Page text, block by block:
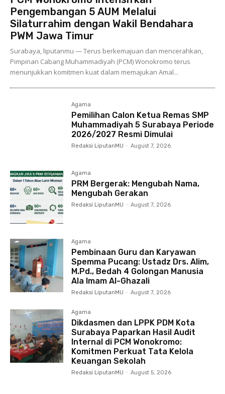
Pengembangan 5 AUM Melalui
Silaturrahim dengan Wakil Bendahara
PWM Jawa Timur
Surabaya, liputanmu — Terus berkemajuan dan mencerahkan,
Pimpinan Cabang Muhammadiyah (PCM) Wonokromo terus
menunjukkan komitmen kuat dalam memajukan Amal...
Agama
Pemilihan Calon Ketua Remas SMP
Muhammadiyah 5 Surabaya Periode
2026/2027 Resmi Dimulai
Redaksi LiputanMU - August 7, 2026
Agama
PRM Bergerak: Mengubah Nama,
Mengubah Gerakan
Redaksi LiputanMU - August 7, 2026
Agama
Pembinaan Guru dan Karyawan
Spemma Pucang: Ustadz Drs. Alim,
M.Pd., Bedah 4 Golongan Manusia
Ala Imam Al-Ghazali
Redaksi LiputanMU - August 7, 2026
Agama
Dikdasmen dan LPPK PDM Kota
Surabaya Paparkan Hasil Audit
Internal di PCM Wonokromo:
Komitmen Perkuat Tata Kelola
Keuangan Sekolah
Redaksi LiputanMU - August 5, 2026